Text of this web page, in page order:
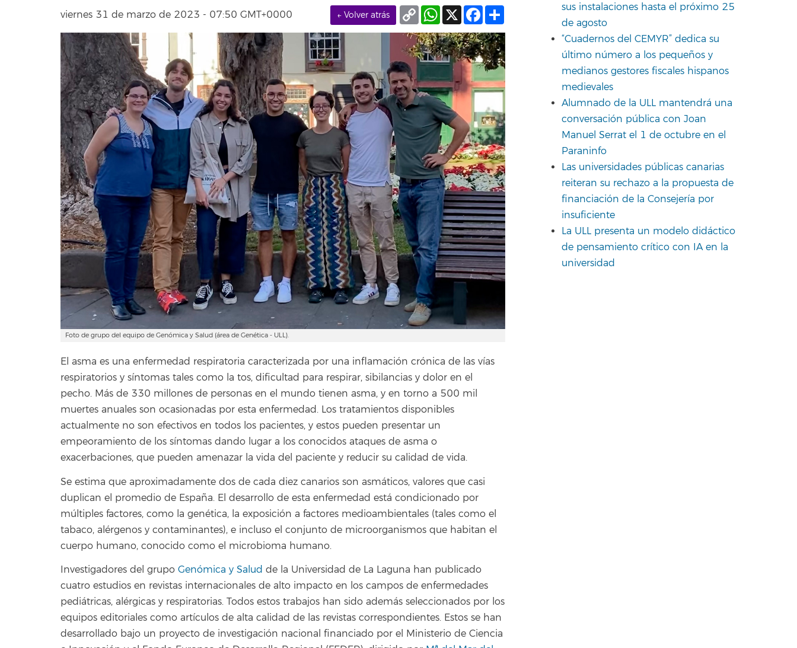
viernes 31 de marzo de 2023 - 07:50 GMT+0000 ← Volver atrás Facebook
X
WhatsApp
Copy
Link
Foto de grupo del equipo de Genómica y Salud (área de Genética - ULL).
El asma es una enfermedad respiratoria caracterizada por una inflamación crónica de las vías
respiratorios y síntomas tales como la tos, dificultad para respirar, sibilancias y dolor en el
pecho. Más de 330 millones de personas en el mundo tienen asma, y en torno a 500 mil
muertes anuales son ocasionadas por esta enfermedad. Los tratamientos disponibles
actualmente no son efectivos en todos los pacientes, y estos pueden presentar un
empeoramiento de los síntomas dando lugar a los conocidos ataques de asma o
exacerbaciones, que pueden amenazar la vida del paciente y reducir su calidad de vida.
Se estima que aproximadamente dos de cada diez canarios son asmáticos, valores que casi
duplican el promedio de España. El desarrollo de esta enfermedad está condicionado por
múltiples factores, como la genética, la exposición a factores medioambientales (tales como el
tabaco, alérgenos y contaminantes), e incluso el conjunto de microorganismos que habitan el
cuerpo humano, conocido como el microbioma humano.
Investigadores del grupo Genómica y Salud de la Universidad de La Laguna han publicado
cuatro estudios en revistas internacionales de alto impacto en los campos de enfermedades
pediátricas, alérgicas y respiratorias. Todos estos trabajos han sido además seleccionados por los
equipos editoriales como artículos de alta calidad de las revistas correspondientes. Estos se han
desarrollado bajo un proyecto de investigación nacional financiado por el Ministerio de Ciencia
sus instalaciones hasta el próximo 25
de agosto
“Cuadernos del CEMYR” dedica su
último número a los pequeños y
medianos gestores fiscales hispanos
medievales
Alumnado de la ULL mantendrá una
conversación pública con Joan
Manuel Serrat el 1 de octubre en el
Paraninfo
Las universidades públicas canarias
reiteran su rechazo a la propuesta de
financiación de la Consejería por
insuficiente
La ULL presenta un modelo didáctico
de pensamiento crítico con IA en la
universidad